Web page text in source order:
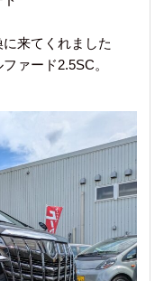
来てくれました
ァード2.5SC。